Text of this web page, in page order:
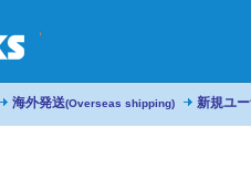
海外発送(Overseas shipping) 新規ユ